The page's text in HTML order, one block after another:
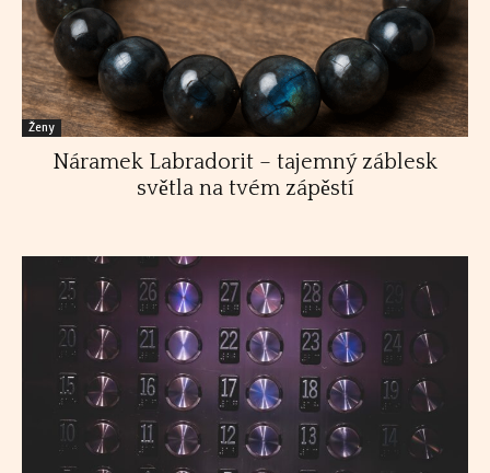
Ženy
Náramek Labradorit – tajemný záblesk
světla na tvém zápěstí